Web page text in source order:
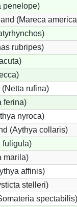
penelope)
(Mareca
rubripes)
rufina)
ferina)
nyroca)
(Aythya collaris)
fuligula)
marila)
affinis)
stelleri)
spectabilis)